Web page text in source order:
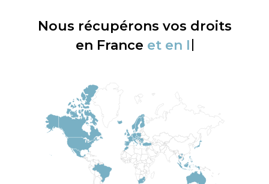
Nous récupérons vos droits
en France